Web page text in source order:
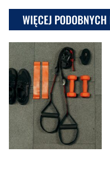
WIĘCEJ